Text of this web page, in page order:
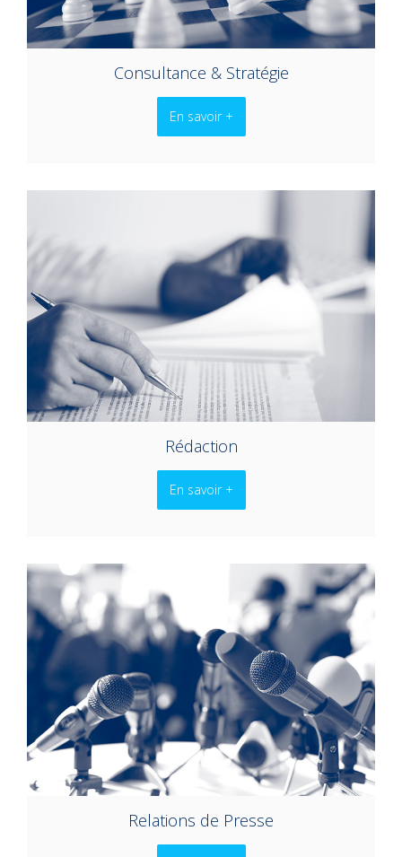
Consultance & Stratégie
En savoir +
Rédaction
En savoir +
Relations de Presse